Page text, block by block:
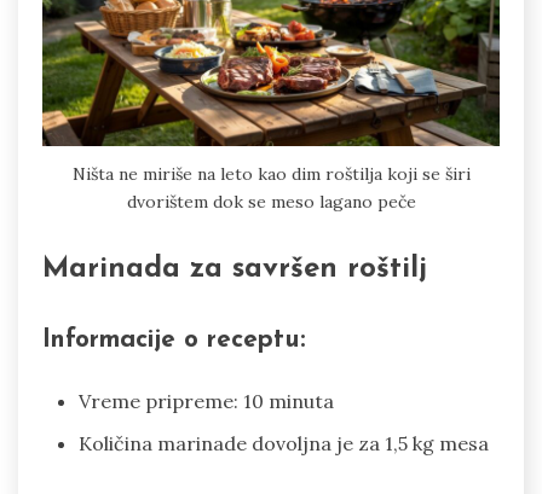
Ništa ne miriše na leto kao dim roštilja koji se širi
dvorištem dok se meso lagano peče
Marinada za savršen roštilj
Informacije o receptu:
Vreme pripreme: 10 minuta
Količina marinade dovoljna je za 1,5 kg mesa